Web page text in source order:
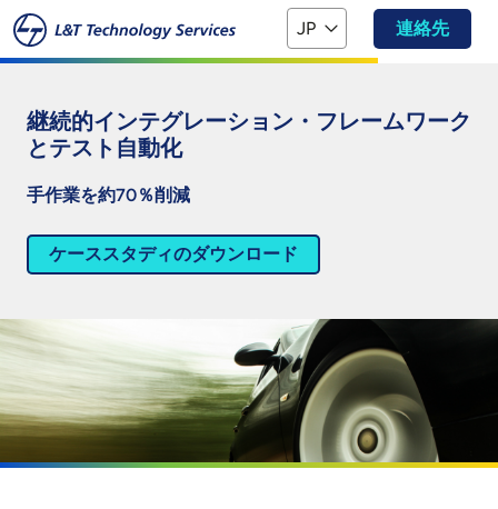
本文へスキップ
JP 連絡先
継続的インテグレーション・フレームワーク
とテスト自動化
手作業を約70％削減
ケーススタディのダウンロード